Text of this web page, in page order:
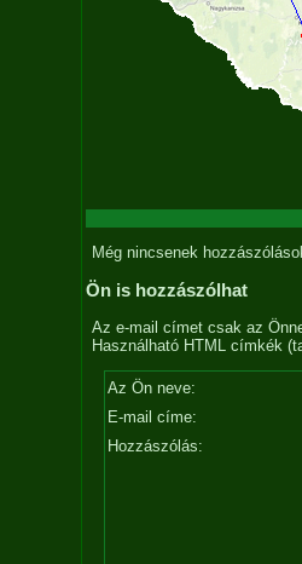
Még nincsenek
Ön is hozzászólhat
Az e-mail címet csak az
Használható HTML címkék
Az Ön neve:
E-mail címe:
Hozzászólás: